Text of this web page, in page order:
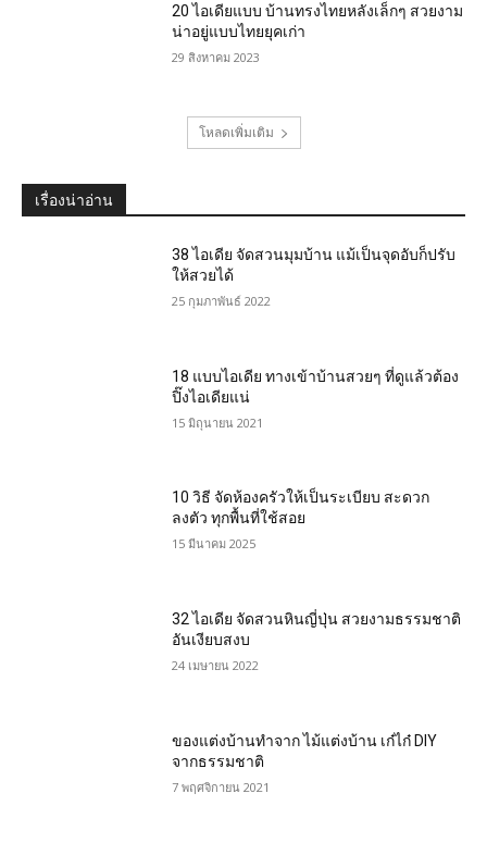
20 ไอเดียแบบ บ้านทรงไทยหลังเล็กๆ สวยงาม
น่าอยู่แบบไทยยุคเก่า
29 สิงหาคม 2023
โหลดเพิ่มเติม
เรื่องน่าอ่าน
38 ไอเดีย จัดสวนมุมบ้าน แม้เป็นจุดอับก็ปรับ
ให้สวยได้
25 กุมภาพันธ์ 2022
18 แบบไอเดีย ทางเข้าบ้านสวยๆ ที่ดูแล้วต้อง
ปิ๊งไอเดียแน่
15 มิถุนายน 2021
10 วิธี จัดห้องครัวให้เป็นระเบียบ สะดวก
ลงตัว ทุกพื้นที่ใช้สอย
15 มีนาคม 2025
32 ไอเดีย จัดสวนหินญี่ปุ่น สวยงามธรรมชาติ
อันเงียบสงบ
24 เมษายน 2022
ของแต่งบ้านทำจาก ไม้แต่งบ้าน เก๋ไก๋ DIY
จากธรรมชาติ
7 พฤศจิกายน 2021